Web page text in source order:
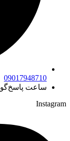
09017948710
ساعت پاسخ‌گویی: ۹:۰۰
Instagram